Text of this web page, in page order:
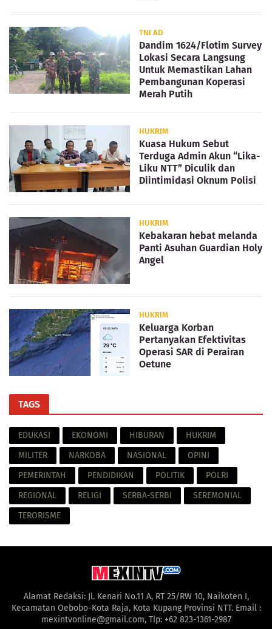
TNI AD
Dandim 1624/Flotim Survey
Lokasi Secara Langsung
Untuk Memastikan Lahan
Pembangunan Koperasi
Merah Putih
HUKRIM
Kuasa Hukum Sebut
Terduga Admin Akun “Lika-
Liku NTT” Diculik dan
Diintimidasi Oknum Polisi
HUKRIM
Kebakaran hebat melanda
Panti Asuhan Guardian Holy
Angel
HUKRIM
Keluarga Korban
Pertanyakan Efektivitas
Operasi SAR di Perairan
Oetune
TAGS
EDUKASI EKONOMI HIBURAN
HUKRIM
MILITER
NARKOBA NASIONAL
OPINI
PEMERINTAH
PENDIDIKAN POLITIK
POLRI
REGIONAL
RELIGI SERBA-SERBI
SEREMONIAL
TERORISME
Alamat Redaksi: Jl. Kenari No.11 A, RT 25/RW 10, Naikoten I,
Kecamatan Oebobo-Kota Raja, Kota Kupang Provinsi NTT. Email :
mexintvonline@gmail.com, Tlp: +62 823-1361-2987